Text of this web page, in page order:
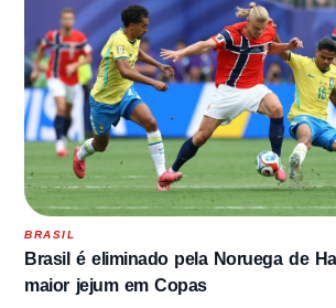
BRASIL
Brasil é eliminado pela Noruega de
maior jejum em Copas